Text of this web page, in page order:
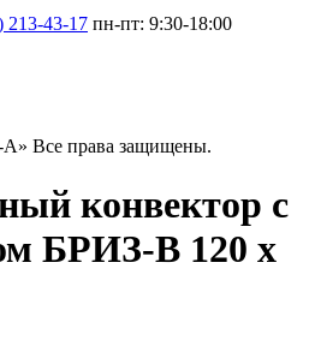
213-43-17 пн-пт: 9:30-18:00
Все права защищены.
конвектор с
БРИЗ-В 120 х